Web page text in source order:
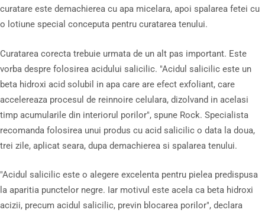
curatare este demachierea cu apa micelara, apoi spalarea fetei cu
o lotiune special conceputa pentru curatarea tenului.
Curatarea corecta trebuie urmata de un alt pas important. Este
vorba despre folosirea acidului salicilic. "Acidul salicilic este un
beta hidroxi acid solubil in apa care are efect exfoliant, care
accelereaza procesul de reinnoire celulara, dizolvand in acelasi
timp acumularile din interiorul porilor", spune Rock. Specialista
recomanda folosirea unui produs cu acid salicilic o data la doua,
trei zile, aplicat seara, dupa demachierea si spalarea tenului.
"Acidul salicilic este o alegere excelenta pentru pielea predispusa
la aparitia punctelor negre. Iar motivul este acela ca beta hidroxi
acizii, precum acidul salicilic, previn blocarea porilor", declara